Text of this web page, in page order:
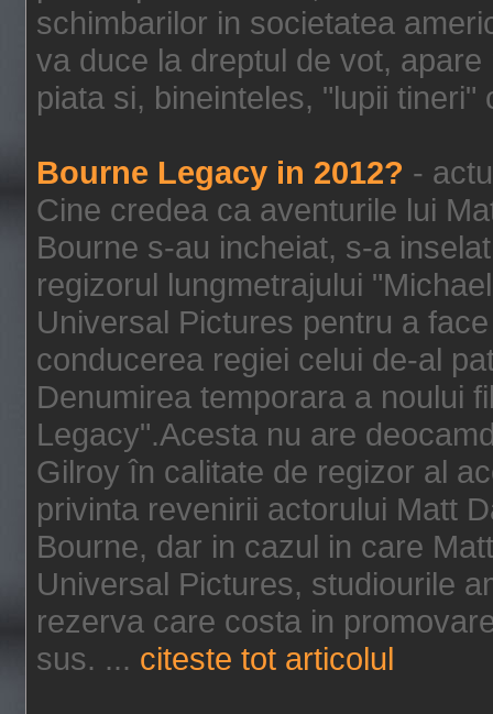
schimbarilor in societatea
va duce la dreptul de vot,
piata si, bineinteles, "lupii
Bourne Legacy in 2012? -
Cine credea ca aventurile lui
Bourne s-au incheiat, s-a
regizorul lungmetrajului
Universal Pictures pentru a
conducerea regiei celui de-al
Denumirea temporara a noului
Legacy".Acesta nu are
Gilroy în calitate de regizor al
privinta revenirii actorului Matt
Bourne, dar in cazul in care
Universal Pictures, studiourile
rezerva care costa in
sus. ... citeste tot articolul